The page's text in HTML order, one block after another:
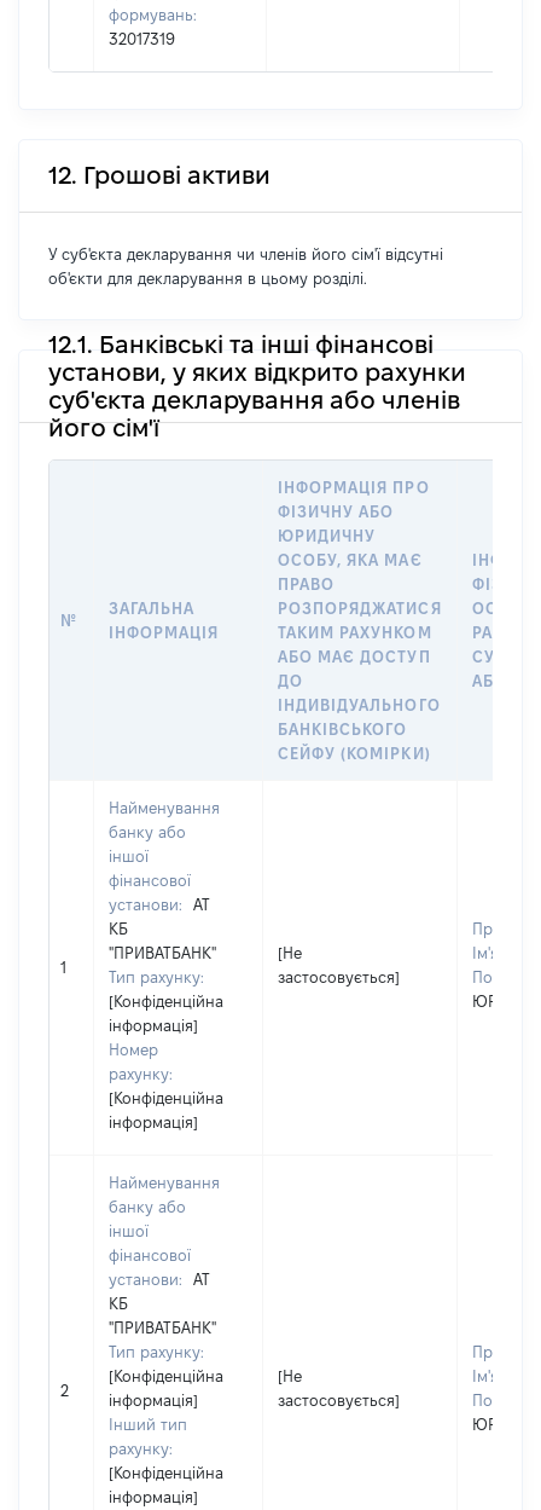
формувань:
32017319
12. Грошові активи
У суб'єкта декларування чи членів його сім'ї відсутні
об'єкти для декларування в цьому розділі.
12.1. Банківські та інші фінансові
установи, у яких відкрито рахунки
суб'єкта декларування або членів
його сім'ї
№
ЗАГАЛЬНА
ІНФОРМАЦІЯ
ІНФОРМАЦІЯ ПРО
ФІЗИЧНУ АБО
ЮРИДИЧНУ
ОСОБУ, ЯКА МАЄ
ПРАВО
РОЗПОРЯДЖАТИСЯ
ТАКИМ РАХУНКОМ
АБО МАЄ ДОСТУП
ДО
ІНДИВІДУАЛЬНОГО
БАНКІВСЬКОГО
СЕЙФУ (КОМІРКИ)
ОСОБУ,
АБО
1
Найменування
банку або
іншої
фінансової
установи:
АТ
КБ
"ПРИВАТБАНК"
Тип рахунку:
[Конфіденційна
інформація]
Номер
рахунку:
[Конфіденційна
інформація]
[Не
застосовується]
Ім'я:
По
ЮРІЇВНА
2
Найменування
банку або
іншої
фінансової
установи:
АТ
КБ
"ПРИВАТБАНК"
Тип рахунку:
[Конфіденційна
інформація]
Інший тип
рахунку:
[Конфіденційна
інформація]
[Не
застосовується]
Ім'я:
По
ЮРІЇВНА